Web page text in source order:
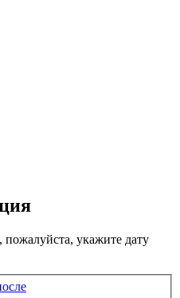
укажите дату